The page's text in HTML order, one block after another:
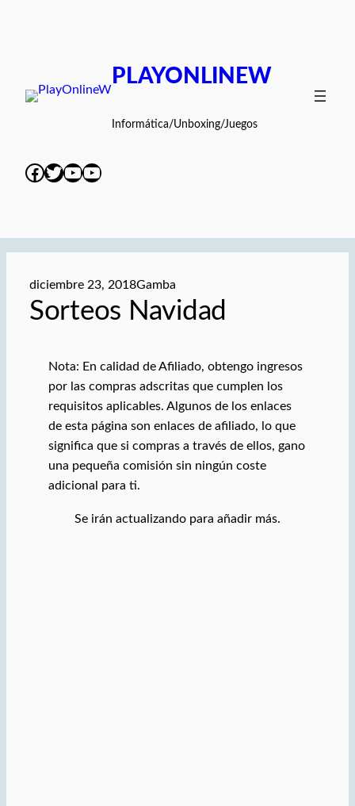
PLAYONLINEW
Informática/Unboxing/Juegos
Facebook
Twitter
YouTube
YouTube
diciembre 23, 2018Gamba
Sorteos Navidad
Nota: En calidad de Afiliado, obtengo ingresos
por las compras adscritas que cumplen los
requisitos aplicables. Algunos de los enlaces
de esta página son enlaces de afiliado, lo que
significa que si compras a través de ellos, gano
una pequeña comisión sin ningún coste
adicional para ti.
Se irán actualizando para añadir más.